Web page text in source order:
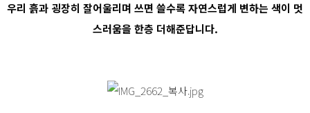
우리 흙과 굉장히 잘어울리며 쓰면 쓸수록 자연스럽게 변하는 색이 멋
스러움을 한층 더해준답니다.